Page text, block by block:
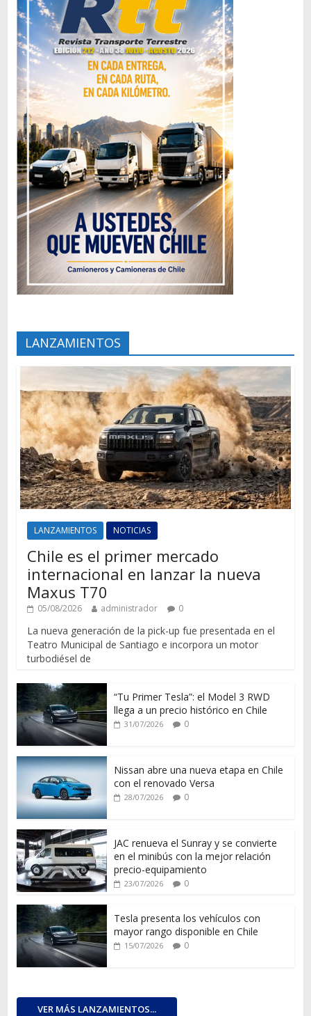
LANZAMIENTOS
LANZAMIENTOS NOTICIAS
Chile es el primer mercado
internacional en lanzar la nueva
Maxus T70
05/08/2026 administrador 0
La nueva generación de la pick-up fue presentada en el
Teatro Municipal de Santiago e incorpora un motor
turbodiésel de
“Tu Primer Tesla”: el Model 3 RWD
llega a un precio histórico en Chile
31/07/2026 0
Nissan abre una nueva etapa en Chile
con el renovado Versa
28/07/2026 0
JAC renueva el Sunray y se convierte
en el minibús con la mejor relación
precio-equipamiento
23/07/2026 0
Tesla presenta los vehículos con
mayor rango disponible en Chile
15/07/2026 0
VER MÁS LANZAMIENTOS...